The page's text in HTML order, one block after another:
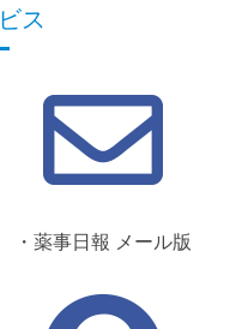
ス
・薬事日報 メール版